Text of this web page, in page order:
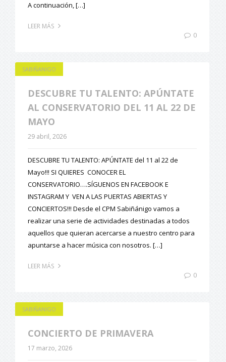
A continuación, […]
LEER MÁS
0
SABIÑANIGO
DESCUBRE TU TALENTO: APÚNTATE
AL CONSERVATORIO DEL 11 AL 22 DE
MAYO
29 abril, 2026
DESCUBRE TU TALENTO: APÚNTATE del 11 al 22 de
Mayo!!! SI QUIERES CONOCER EL
CONSERVATORIO….SÍGUENOS EN FACEBOOK E
INSTAGRAM Y VEN A LAS PUERTAS ABIERTAS Y
CONCIERTOS!!! Desde el CPM Sabiñánigo vamos a
realizar una serie de actividades destinadas a todos
aquellos que quieran acercarse a nuestro centro para
apuntarse a hacer música con nosotros. […]
LEER MÁS
0
SABIÑANIGO
CONCIERTO DE PRIMAVERA
17 marzo, 2026